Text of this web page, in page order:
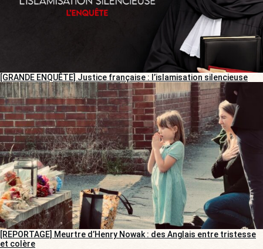
[GRANDE ENQUÊTE] Justice française : l’islamisation silencieuse
[REPORTAGE] Meurtre d’Henry Nowak : des Anglais entre tristesse
et colère